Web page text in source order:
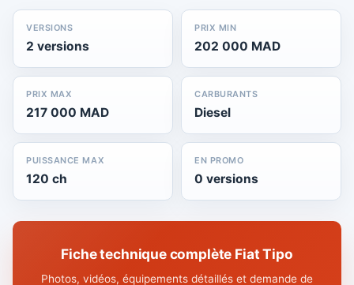
VERSIONS
2 versions
PRIX MIN
202 000 MAD
PRIX MAX
217 000 MAD
CARBURANTS
Diesel
PUISSANCE MAX
120 ch
EN PROMO
0 versions
Fiche technique complète Fiat Tipo
Photos, vidéos, équipements détaillés et demande de